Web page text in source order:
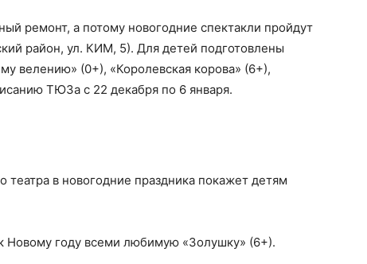
ремонт, а потому новогодние спектакли пройдут
район, ул. КИМ, 5). Для детей подготовлены
велению» (0+), «Королевская корова» (6+),
ТЮЗа с 22 декабря по 6 января.
театра в новогодние праздника покажет детям
Новому году всеми любимую «Золушку» (6+).